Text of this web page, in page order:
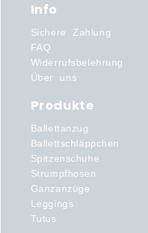
Info
Sichere Zahlung
FAQ
Widerrufsbelehrung
Über uns
Produkte
Ballettanzug
Ballettschläppchen
Spitzenschuhe
Strumpfhosen
Ganzanzüge
Leggings
Tutus